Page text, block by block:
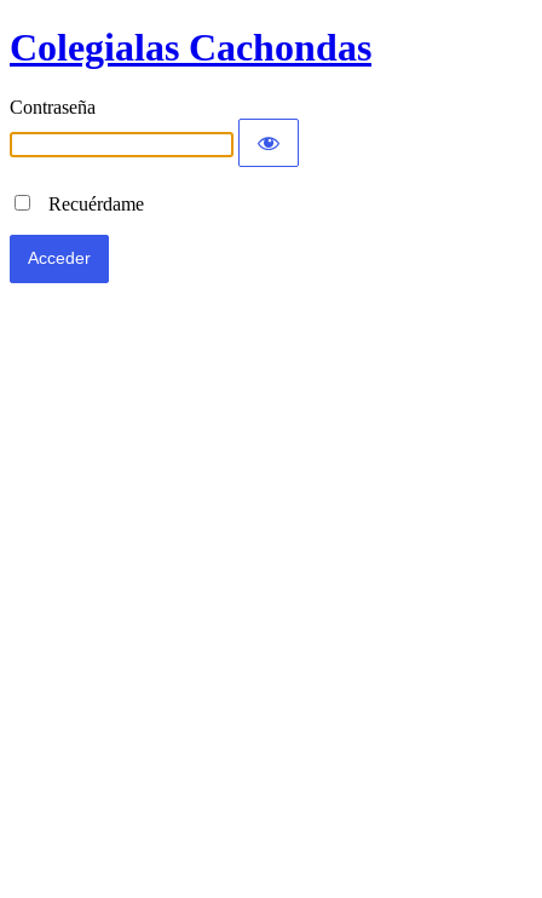
Colegialas Cachondas
Contraseña
Recuérdame